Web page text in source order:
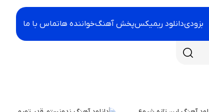
بزودیدانلود ریمیکسپخش آهنگخواننده هاتماس با ما